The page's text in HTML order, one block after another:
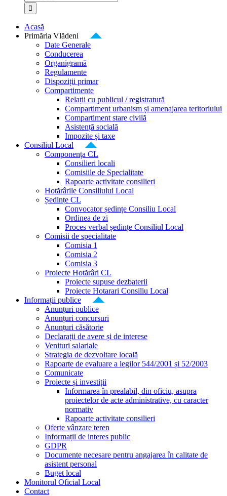
Acasă
Primăria Vlădeni
Date Generale
Conducerea
Organigramă
Regulamente
Dispoziții primar
Compartimente
Relații cu publicul / registratură
Compartiment urbanism și amenajarea teritoriului
Compartiment stare civilă
Asistență socială
Impozite și taxe
Consiliul Local
Componența CL
Consilieri locali
Comisiile de Specialitate
Rapoarte activitate consilieri
Hotărârile Consiliului Local
Ședințe CL
Convocator ședințe Consiliu Local
Ordinea de zi
Proces verbal ședințe Consiliul Local
Comisii de specialitate
Comisia 1
Comisia 2
Comisia 3
Proiecte Hotărâri CL
Proiecte supuse dezbaterii
Proiecte Hotarari Consiliu Local
Informații publice
Anunțuri publice
Anunțuri concursuri
Anunțuri căsătorie
Declarații de avere și de interese
Venituri salariale
Strategia de dezvoltare locală
Rapoarte de evaluare a legilor 544/2001 și 52/2003
Comunicate
Proiecte și investiții
Informarea în prealabil, din oficiu, asupra
proiectelor de acte administrative, cu caracter
normativ
Rapoarte activitate consilieri
Oferte vânzare teren
Informații de interes public
GDPR
Documente necesare pentru angajarea în calitate de
asistent personal
Buget local
Monitorul Oficial Local
Contact